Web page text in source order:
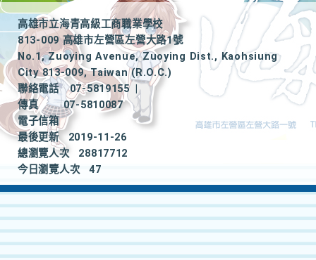
高雄市立海青高級工商職業學校
813-009 高雄市左營區左營大路1號
No.1, Zuoying Avenue, Zuoying Dist., Kaohsiung
City 813-009, Taiwan (R.O.C.)
聯絡電話
07-5819155
|
傳真
07-5810087
電子信箱
最後更新
2019-11-26
總瀏覽人次
28817712
今日瀏覽人次
47